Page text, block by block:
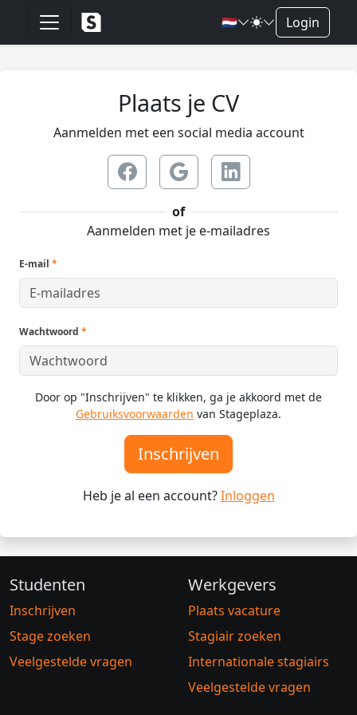
🇳🇱 Login
Plaats je CV
Aanmelden met een social media account
of
Aanmelden met je e-mailadres
E-mail *
Wachtwoord *
Door op "Inschrijven" te klikken, ga je akkoord met de
Gebruiksvoorwaarden van Stageplaza.
Inschrijven
Heb je al een account?Inloggen
Studenten
Inschrijven
Stage zoeken
Veelgestelde vragen
Werkgevers
Plaats vacature
Stagiair zoeken
Internationale stagiairs
Veelgestelde vragen